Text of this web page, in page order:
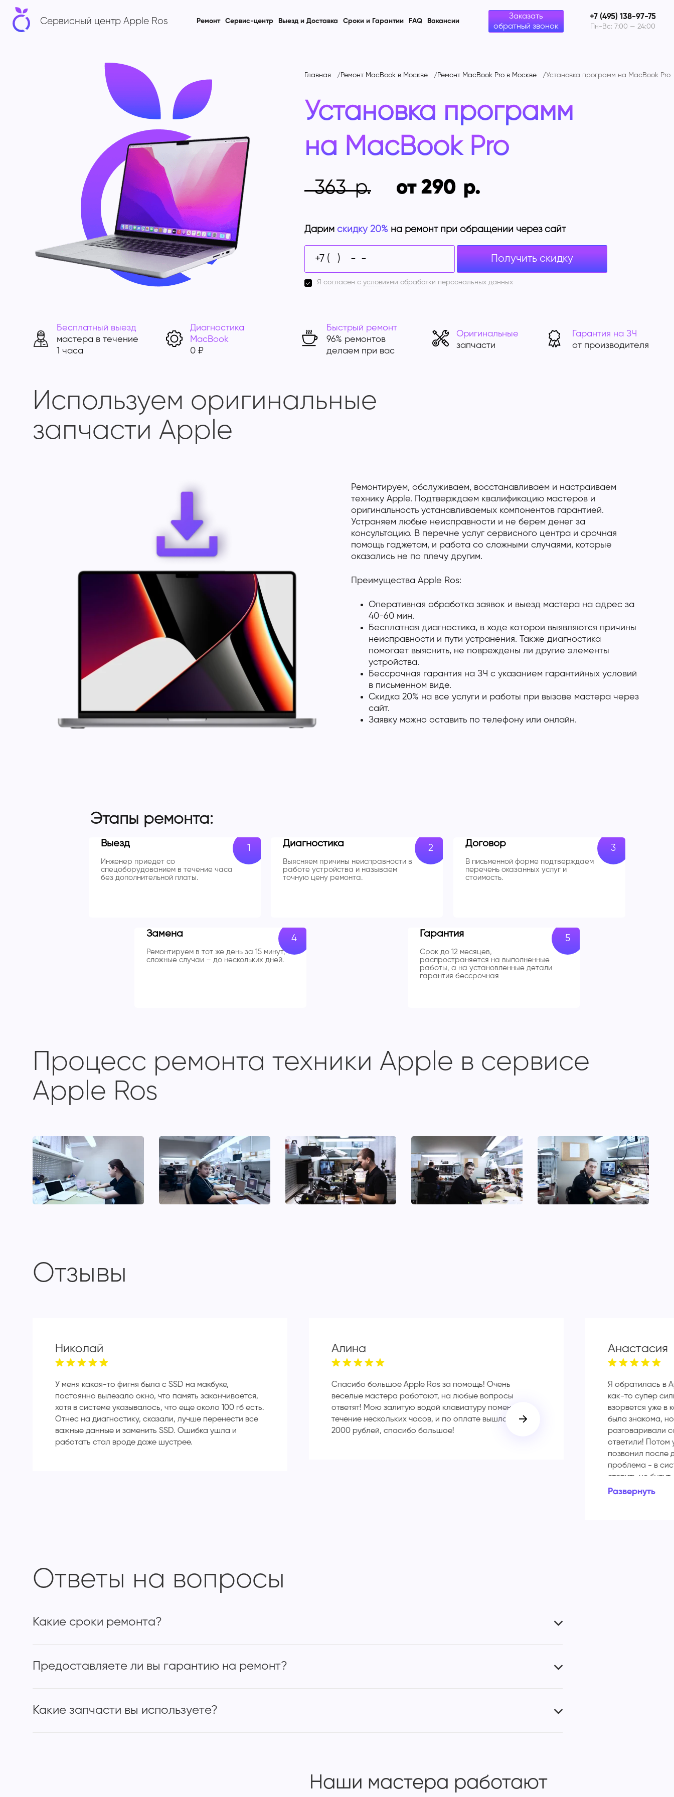
Сервисный центр Apple Ros Ремонт Сервис-центр Выезд и Доставка Сроки и Гарантии FAQ Вакансии
Заказать
обратный звонок
+7 (495) 138-97-75
Пн-Вс: 7:00 — 24:00
Главная Ремонт MacBook в Москве Ремонт MacBook Pro в Москве Установка программ на MacBook Pro
Установка программ
на MacBook Pro
363 от 290
Дарим скидку 20% на ремонт при обращении через сайт
Получить скидку
Я согласен с условиями обработки персональных данных
Бесплатный выезд
мастера в течение
1 часа
Диагностика
MacBook
0 ₽
Быстрый ремонт
96% ремонтов
делаем при вас
Оригинальные
запчасти
Гарантия на ЗЧ
от производителя
Используем оригинальные
запчасти Apple
Ремонтируем, обслуживаем, восстанавливаем и настраиваем
технику Apple. Подтверждаем квалификацию мастеров и
оригинальность устанавливаемых компонентов гарантией.
Устраняем любые неисправности и не берем денег за
консультацию. В перечне услуг сервисного центра и срочная
помощь гаджетам, и работа со сложными случаями, которые
оказались не по плечу другим.
Преимущества Apple Ros:
Оперативная обработка заявок и выезд мастера на адрес за
40-60 мин.
Бесплатная диагностика, в ходе которой выявляются причины
неисправности и пути устранения. Также диагностика
помогает выяснить, не повреждены ли другие элементы
устройства.
Бессрочная гарантия на ЗЧ с указанием гарантийных условий
в письменном виде.
Скидка 20% на все услуги и работы при вызове мастера через
сайт.
Заявку можно оставить по телефону или онлайн.
Этапы ремонта:
Выезд
Инженер приедет со
спецоборудованием в течение часа
без дополнительной платы.
Диагностика
Выясняем причины неисправности в
работе устройства и называем
точную цену ремонта.
Договор
В письменной форме подтверждаем
перечень оказанных услуг и
стоимость.
Замена
Ремонтируем в тот же день за 15 минут,
сложные случаи – до нескольких дней.
Гарантия
Срок до 12 месяцев,
распространяется на выполненные
работы, а на установленные детали
гарантия бессрочная
Процесс ремонта техники Apple в сервисе
Apple Ros
Отзывы
Николай
У меня какая-то фигня была с SSD на макбуке,
постоянно вылезало окно, что память заканчивается,
хотя в системе указывалось, что еще около 100 гб есть.
Отнес на диагностику, сказали, лучше перенести все
важные данные и заменить SSD. Ошибка ушла и
работать стал вроде даже шустрее.
Алина
Спасибо большое Apple Ros за помощь! Очень
веселые мастера работают, на любые вопросы
ответят! Мою залитую водой клавиатуру поменяли в
течение нескольких часов, и по оплате вышло всего
2000 рублей, спасибо большое!
Анастасия
Я обратилась в
как-то супер
взорвется уже в
была знакома,
разговаривали
ответили! Потом
позвонил после
проблема - в
ставить не
старую, которая
Развернуть
Ответы на вопросы
Какие сроки ремонта?
Предоставляете ли вы гарантию на ремонт?
Какие запчасти вы используете?
Наши мастера работают